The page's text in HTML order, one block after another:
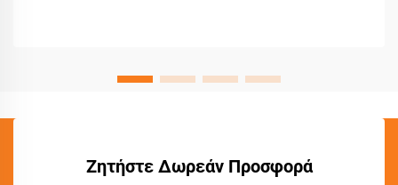
Ζητήστε Δωρεάν Προσφορά